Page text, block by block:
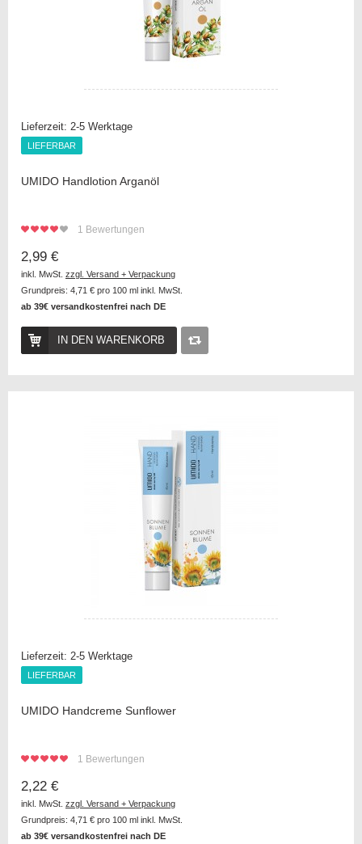
Lieferzeit: 2-5 Werktage
UMIDO Handlotion Arganöl
1 Bewertungen
LIEFERBAR
2,99 €
inkl. MwSt. zzgl. Versand + Verpackung
Grundpreis: 4,71 € pro 100 ml inkl. MwSt.
ab 39€ versandkostenfrei nach DE
LIEFERBAR
IN DEN WARENKORB
Lieferzeit: 2-5 Werktage
UMIDO Handcreme Sunflower
1 Bewertungen
LIEFERBAR
2,22 €
inkl. MwSt. zzgl. Versand + Verpackung
Grundpreis: 4,71 € pro 100 ml inkl. MwSt.
ab 39€ versandkostenfrei nach DE
LIEFERBAR